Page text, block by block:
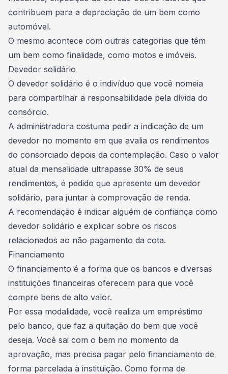
contribuem para a depreciação de um bem como
automóvel.
O mesmo acontece com outras categorias que têm
um bem como finalidade, como motos e imóveis.
Devedor solidário
O devedor solidário é o indivíduo que você nomeia
para compartilhar a responsabilidade pela dívida do
consórcio.
A administradora costuma pedir a indicação de um
devedor no momento em que avalia os rendimentos
do consorciado depois da contemplação. Caso o valor
atual da mensalidade ultrapasse 30% de seus
rendimentos, é pedido que apresente um devedor
solidário, para juntar à comprovação de renda.
A recomendação é indicar alguém de confiança como
devedor solidário e explicar sobre os riscos
relacionados ao não pagamento da cota.
Financiamento
O financiamento é a forma que os bancos e diversas
instituições financeiras oferecem para que você
compre bens de alto valor.
Por essa modalidade, você realiza um empréstimo
pelo banco, que faz a quitação do bem que você
deseja. Você sai com o bem no momento da
aprovação, mas precisa pagar pelo financiamento de
forma parcelada à instituição. Como forma de